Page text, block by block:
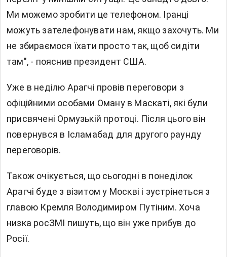
Ми можемо зробити це телефоном. Іранці
можуть зателефонувати нам, якщо захочуть. Ми
не збираємося їхати просто так, щоб сидіти
там", - пояснив президент США.
Уже в неділю Арагчі провів переговори з
офіційними особами Оману в Маскаті, які були
присвячені Ормузькій протоці. Після цього він
повернувся в Ісламабад для другого раунду
переговорів.
Також очікується, що сьогодні в понеділок
Арагчі буде з візитом у Москві і зустрінеться з
главою Кремля Володимиром Путіним. Хоча
низка росЗМІ пишуть, що він уже прибув до
Росії.